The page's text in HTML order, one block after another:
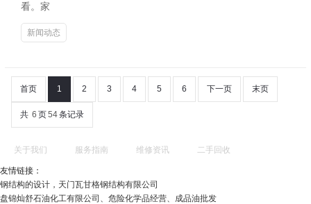
看。家
新闻动态
首页 1 2 3 4 5 6 下一页 末页
共 6 页54条记录
关于我们 服务指南 维修资讯 二手回收
友情链接：
钢结构的设计，天门瓦甘格钢结构有限公司
盘锦灿舒石油化工有限公司、危险化学品经营、成品油批发